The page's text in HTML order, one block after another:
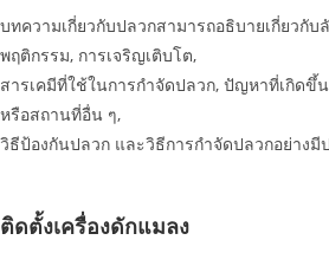
บทความเกี่ยวกับปลวกสามารถอธิบายเกี่ยวกั
พฤติกรรม, การเจริญเติบโต,
สารเคมีที่ใช้ในการกำจัดปลวก, ปัญหาที่เกิดขึ้
หรือสถานที่อื่น ๆ,
วิธีป้องกันปลวก และวิธีการกำจัดปลวกอย่าง
ติดตั้งเครื่องดักแมลง